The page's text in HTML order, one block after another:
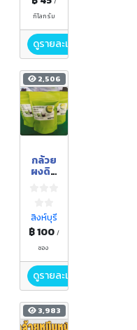
คุณภา
พ ตรา
มิสเต
อร์โฮ๊ป
กิโลกรัม
ดูรายละเอียด
2,506
กล้วย
ผงดิบ
สิงห์บุรี
฿ 100 /
ซอง
ดูรายละเอียด
3,983